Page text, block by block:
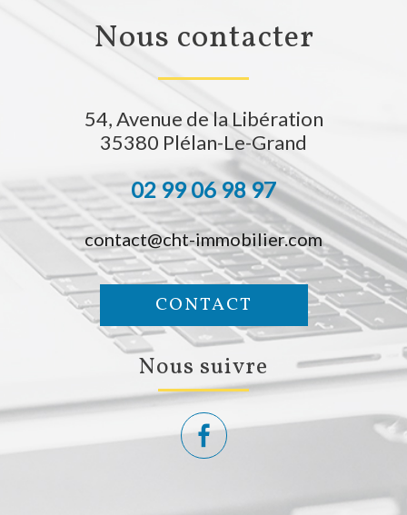
nous contacter
54, Avenue de la Libération
35380 Plélan-Le-Grand
02 99 06 98 97
contact@cht-immobilier.com
CONTACT
nous suivre